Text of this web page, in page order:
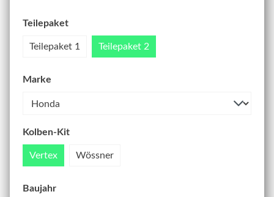
Teilepaket
Teilepaket 1 Teilepaket 2
Marke
Kolben-Kit
Vertex Wössner
Baujahr